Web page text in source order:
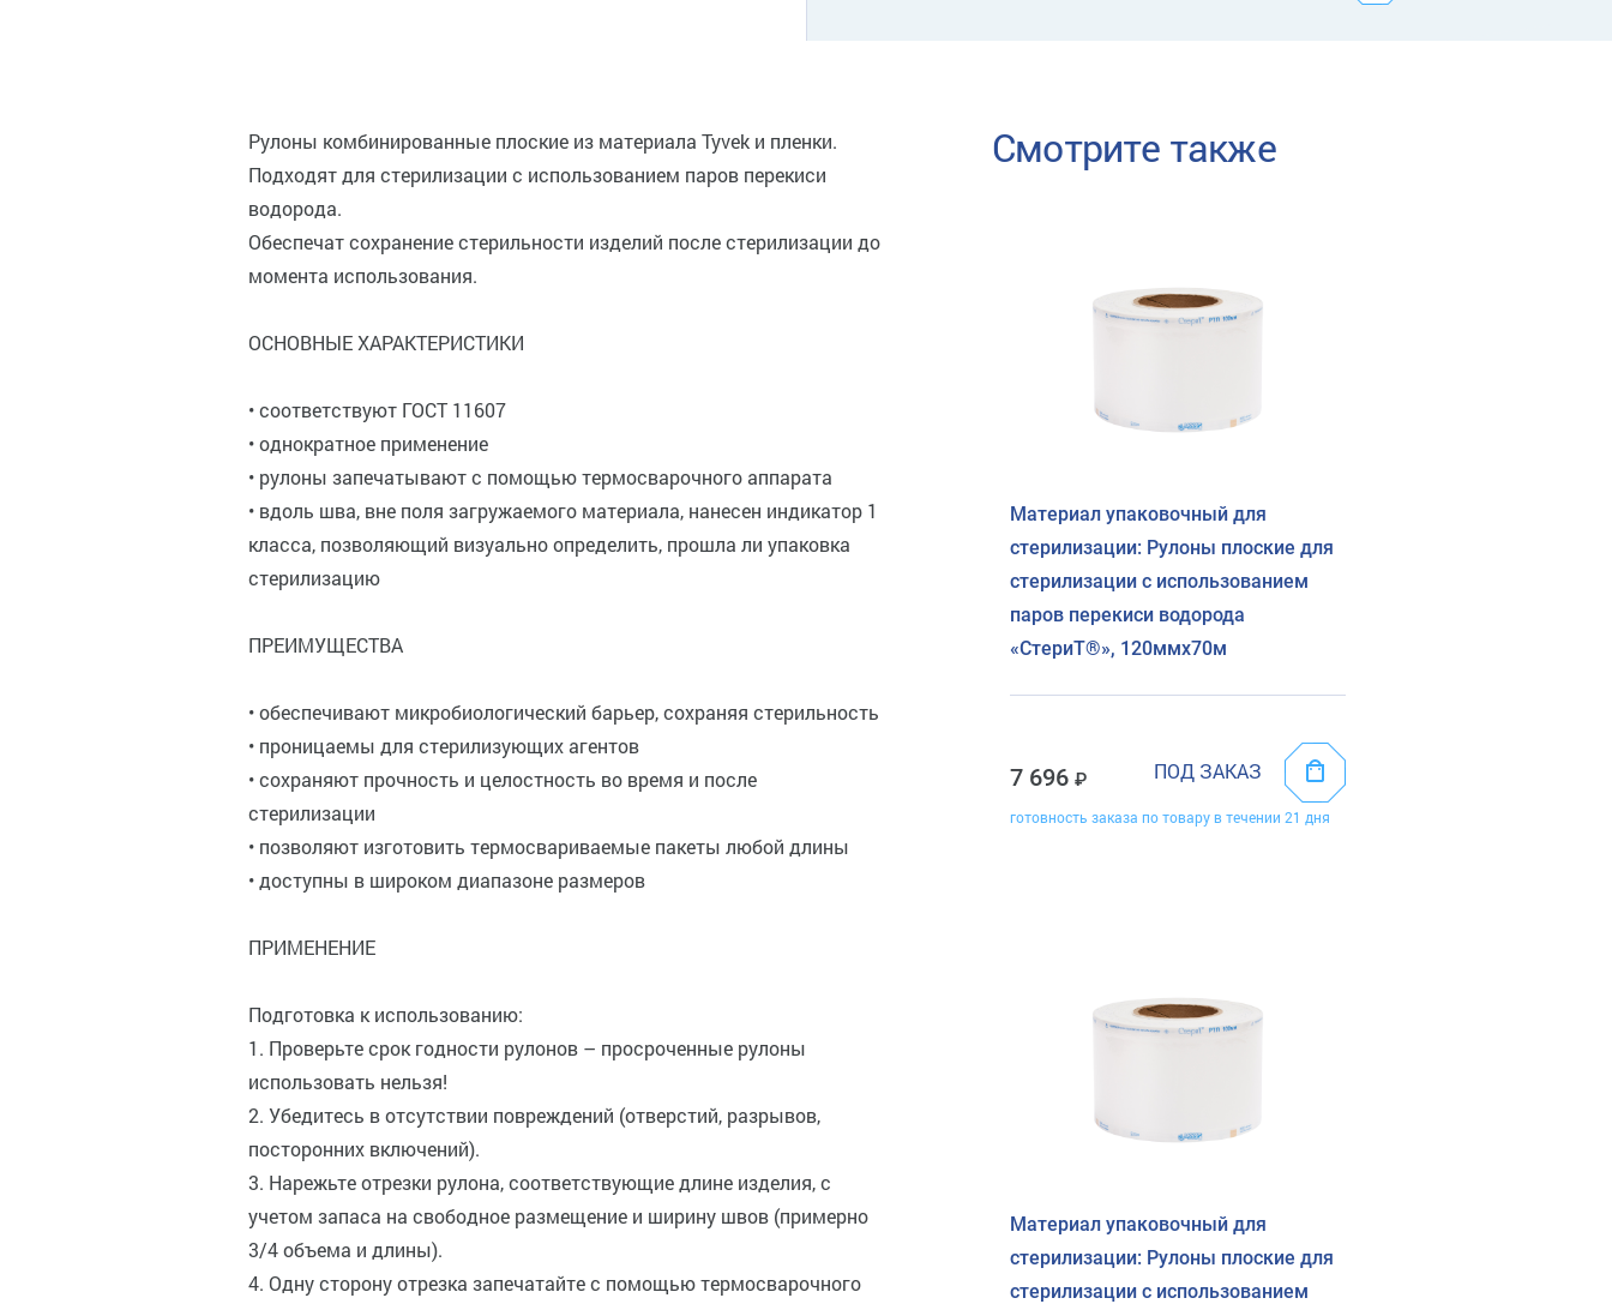
Рулоны комбинированные плоские из материала Tyvek и пленки.
Подходят для стерилизации с использованием паров перекиси
водорода.
Обеспечат сохранение стерильности изделий после стерилизации до
момента использования.
ОСНОВНЫЕ ХАРАКТЕРИСТИКИ
• соответствуют ГОСТ 11607
• однократное применение
• рулоны запечатывают с помощью термосварочного аппарата
• вдоль шва, вне поля загружаемого материала, нанесен индикатор 1
класса, позволяющий визуально определить, прошла ли упаковка
стерилизацию
ПРЕИМУЩЕСТВА
• обеспечивают микробиологический барьер, сохраняя стерильность
• проницаемы для стерилизующих агентов
• сохраняют прочность и целостность во время и после
стерилизации
• позволяют изготовить термосвариваемые пакеты любой длины
• доступны в широком диапазоне размеров
ПРИМЕНЕНИЕ
Подготовка к использованию:
1. Проверьте срок годности рулонов – просроченные рулоны
использовать нельзя!
2. Убедитесь в отсутствии повреждений (отверстий, разрывов,
посторонних включений).
3. Нарежьте отрезки рулона, соответствующие длине изделия, с
учетом запаса на свободное размещение и ширину швов (примерно
3/4 объема и длины).
4. Одну сторону отрезка запечатайте с помощью термосварочного
Смотрите также
Материал упаковочный для
стерилизации: Рулоны плоские для
стерилизации с использованием
паров перекиси водорода
«СтериТ®», 120ммх70м
7 696 ПОД ЗАКАЗ
готовность заказа по товару в течении 21 дня
Материал упаковочный для
стерилизации: Рулоны плоские для
стерилизации с использованием